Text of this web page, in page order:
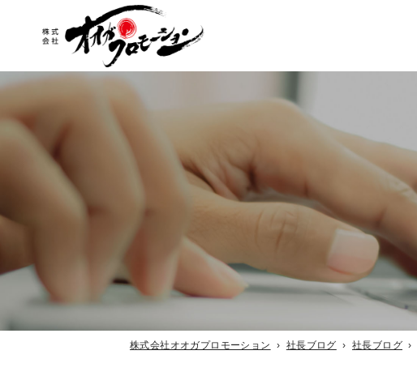
イベント企画・経営コンサル
はしご車・救急車レンタル
株式会社オオガプロモーション › 社長ブログ › 社長ブログ ›